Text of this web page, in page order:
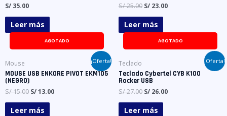
S/ 35.00
Leer más
S/25.00 S/ 23.00
Leer más
¡Oferta!
AGOTADO
Mouse
MOUSE USB ENKORE PIVOT EKM105
(NEGRO)
S/15.00 S/13.00
Leer más
¡Oferta!
AGOTADO
Teclado
Teclado Cybertel CYB K100
Rocker USB
S/27.00 S/ 26.00
Leer más